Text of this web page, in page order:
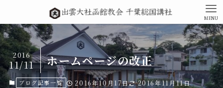
MENU
ホームページの改正
2016
11/11
ブログ記事一覧 2016年10月17日 2016年11月11日